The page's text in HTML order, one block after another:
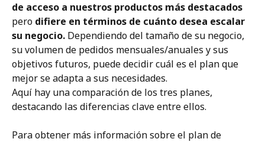
de acceso a nuestros productos más destacados
pero difiere en términos de cuánto desea escalar
su negocio. Dependiendo del tamaño de su negocio,
su volumen de pedidos mensuales/anuales y sus
objetivos futuros, puede decidir cuál es el plan que
mejor se adapta a sus necesidades.
Aquí hay una comparación de los tres planes,
destacando las diferencias clave entre ellos.
Para obtener más información sobre el plan de